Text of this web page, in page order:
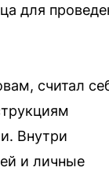
для
считал
Внутри
и личные